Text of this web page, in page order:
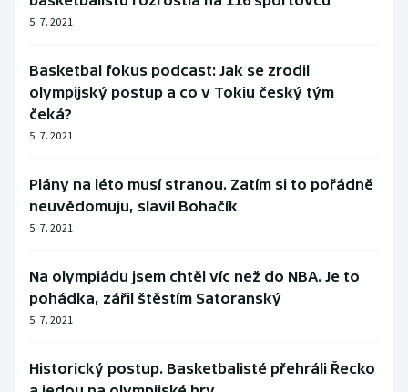
5. 7. 2021
Basketbal fokus podcast: Jak se zrodil
olympijský postup a co v Tokiu český tým
čeká?
5. 7. 2021
Plány na léto musí stranou. Zatím si to pořádně
neuvědomuju, slavil Bohačík
5. 7. 2021
Na olympiádu jsem chtěl víc než do NBA. Je to
pohádka, zářil štěstím Satoranský
5. 7. 2021
Historický postup. Basketbalisté přehráli Řecko